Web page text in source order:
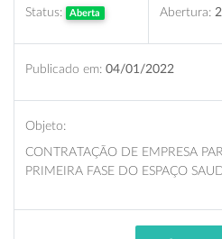
Status: Aberta Abertura:
Publicado em: 04/01/2022
Objeto:
CONTRATAÇÃO DE EMPRESA
PRIMEIRA FASE DO ESPAÇO